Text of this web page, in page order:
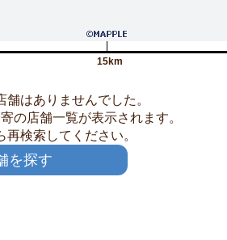
15km
はありませんでした。
の店舗一覧が表示されます。
検索してください。
を探す